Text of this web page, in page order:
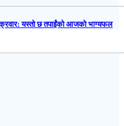
यस्तो छ तपाईंको आजको भाग्यफल